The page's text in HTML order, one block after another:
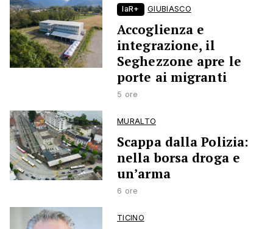
laR+ GIUBIASCO
Accoglienza e
integrazione, il
Seghezzone apre le
porte ai migranti
5 ore
MURALTO
Scappa dalla Polizia:
nella borsa droga e
un’arma
6 ore
TICINO